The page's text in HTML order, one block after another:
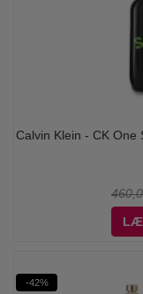
Calvin Klein - CK One
-42%